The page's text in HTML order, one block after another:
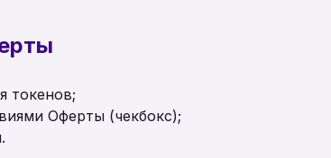
токенов;
Оферты (чекбокс);